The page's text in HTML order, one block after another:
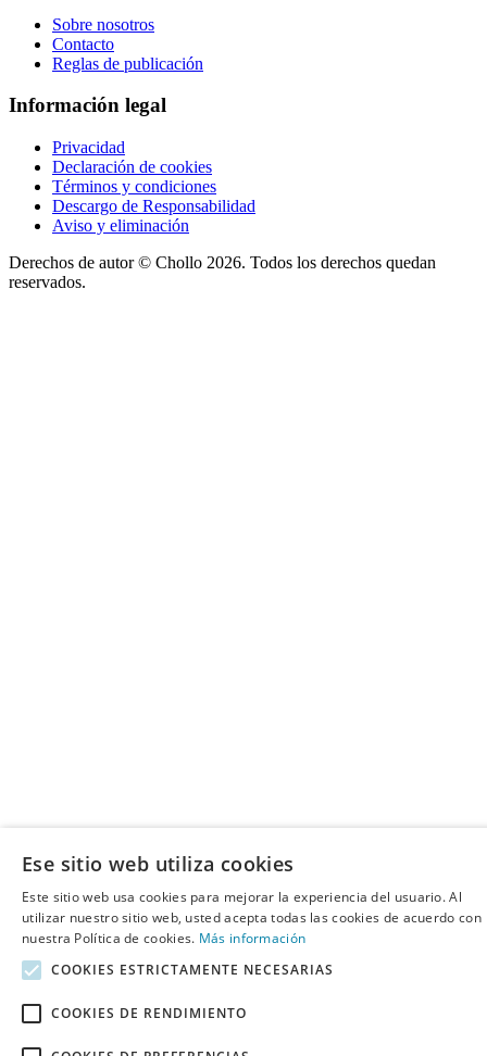
Sobre nosotros
Contacto
Reglas de publicación
Información legal
Privacidad
Declaración de cookies
Términos y condiciones
Descargo de Responsabilidad
Aviso y eliminación
Derechos de autor © Chollo 2026. Todos los derechos quedan
reservados.
Ese sitio web utiliza cookies
Este sitio web usa cookies para mejorar la experiencia del usuario. Al
utilizar nuestro sitio web, usted acepta todas las cookies de acuerdo con
nuestra Política de cookies. Más información
COOKIES ESTRICTAMENTE NECESARIAS
COOKIES DE RENDIMIENTO